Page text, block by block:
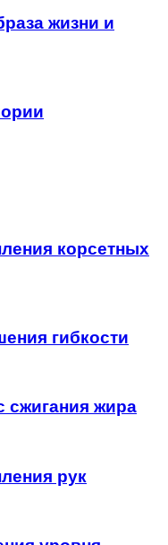
жизни и
корсетных
гибкости
сжигания жира
рук